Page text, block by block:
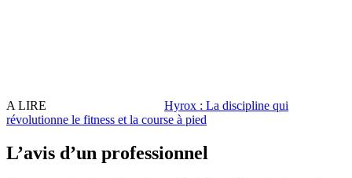
A LIRE
Hyrox : La discipline qui
révolutionne le fitness et la course à pied
L’avis d’un professionnel